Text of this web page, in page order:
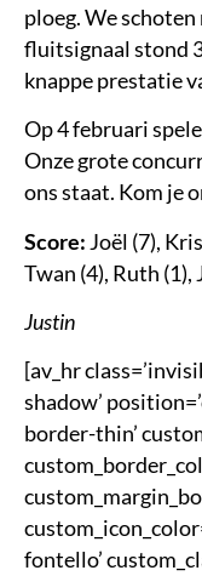
ploeg. We
fluitsignaal stond
knappe prestatie
Op 4 februari
Onze grote
ons staat. Kom je
Score: Joël (7),
Twan (4), Ruth (1),
Justin
[av_hr
shadow’
border-thin’
fontello’